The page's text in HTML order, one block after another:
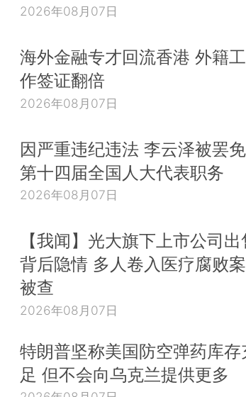
2026年08月07日
海外金融专才回流香港 外籍工
作签证翻倍
2026年08月07日
因严重违纪违法 李云泽被罢免
第十四届全国人大代表职务
2026年08月07日
【我闻】光大旗下上市公司出
背后隐情 多人卷入医疗腐败案
被查
2026年08月07日
特朗普坚称美国防空弹药库存
足 但不会向乌克兰提供更多